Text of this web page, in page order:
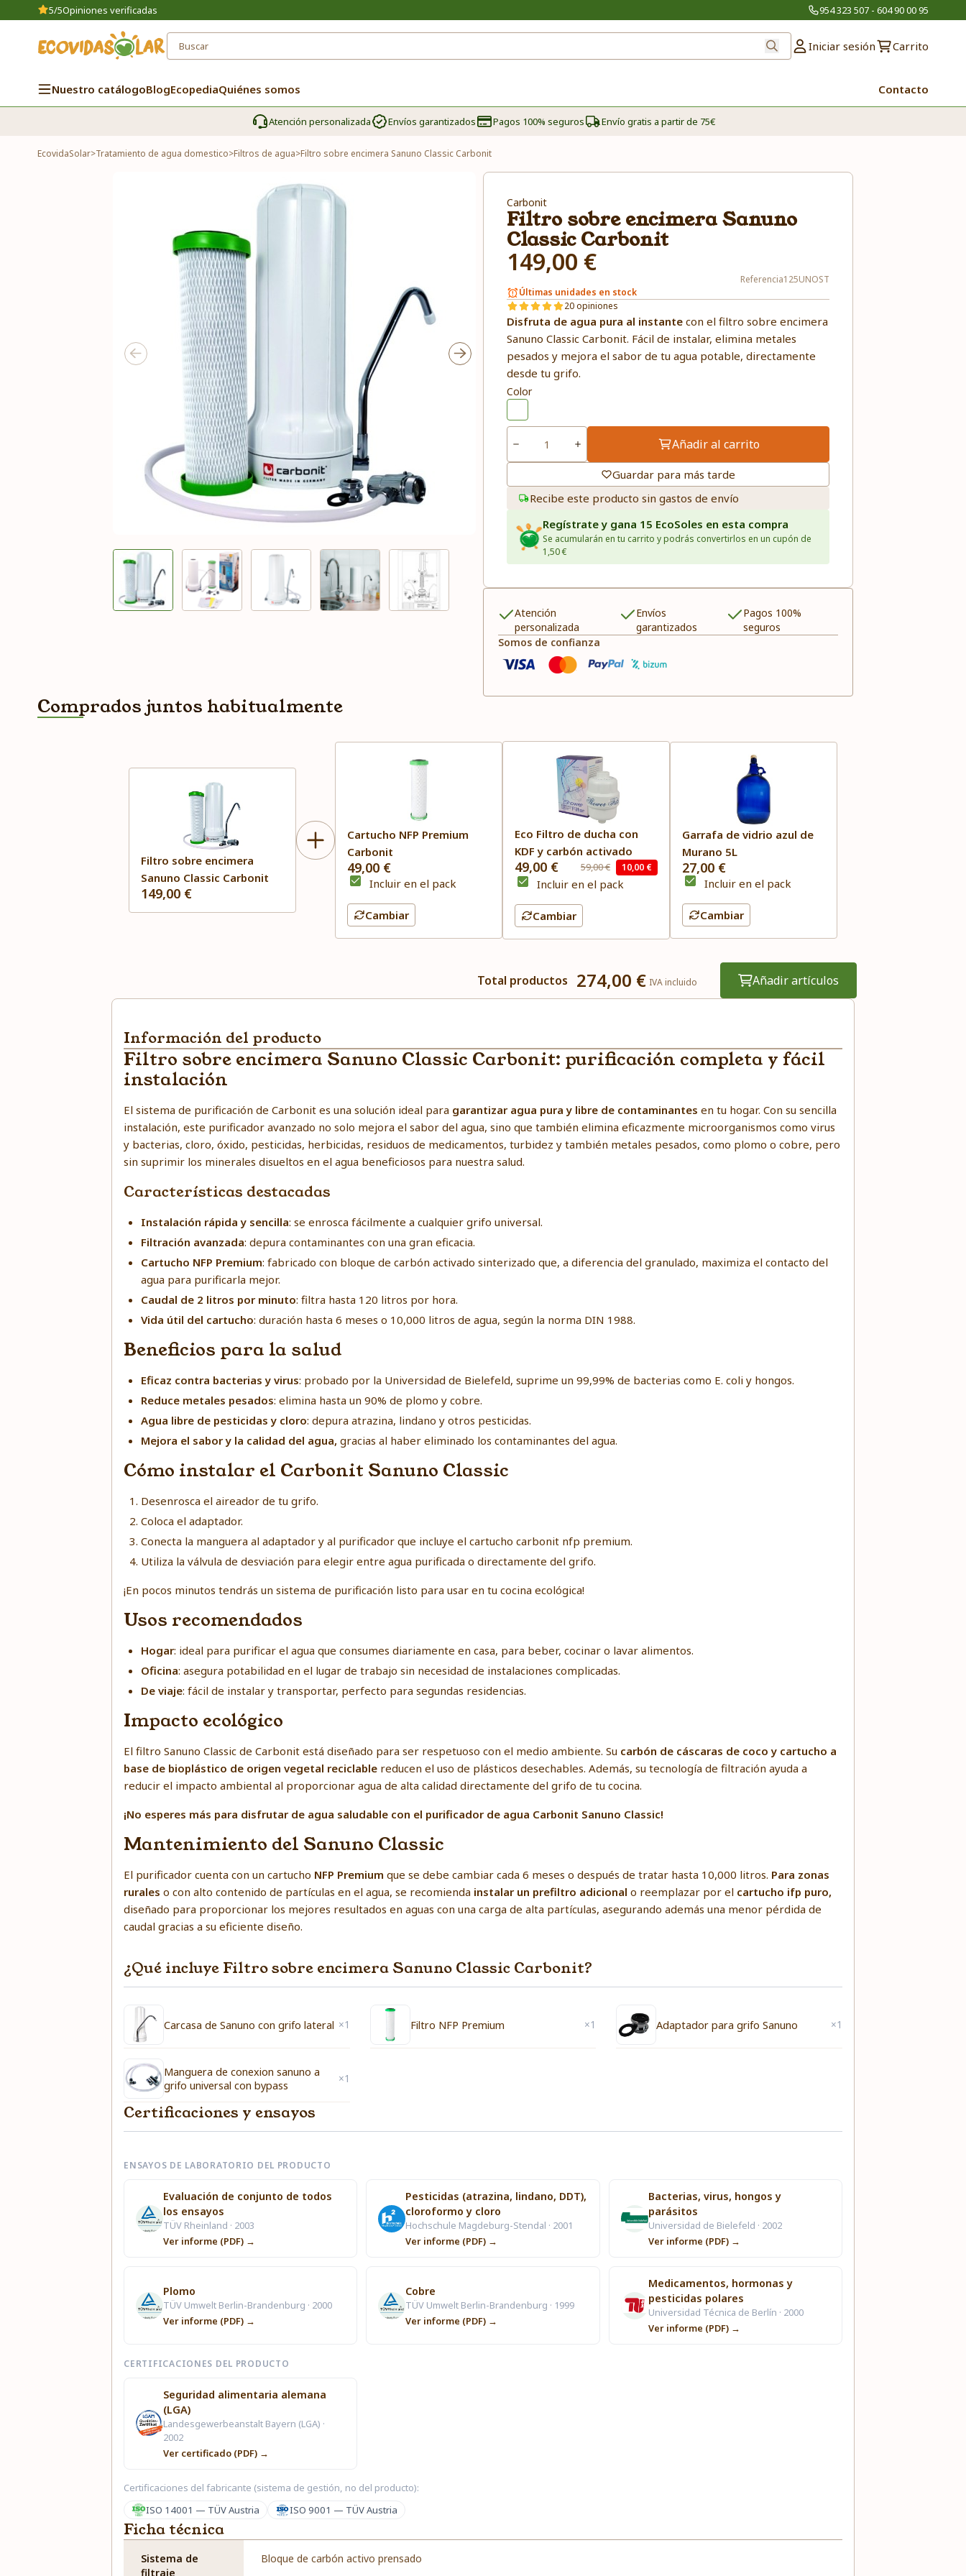
5/5Opiniones verificadas 954 323 507 - 604 90 00 95
Iniciar sesión Carrito
Nuestro catálogoBlogEcopediaQuiénes somos Contacto
Atención personalizada Envíos garantizados Pagos 100% seguros Envío gratis a partir de 75€
EcovidaSolar>Tratamiento de agua domestico>Filtros de agua>Filtro sobre encimera Sanuno Classic Carbonit
Carbonit
Filtro sobre encimera Sanuno
Classic Carbonit
149,00 €
Referencia125UNOST
Últimas unidades en stock
20 opiniones
Disfruta de agua pura al instante con el filtro sobre encimera
Sanuno Classic Carbonit. Fácil de instalar, elimina metales
pesados y mejora el sabor de tu agua potable, directamente
desde tu grifo.
Color
Añadir al carrito
Guardar para más tarde
Recibe este producto sin gastos de envío
Regístrate y gana 15 EcoSoles en esta compra
Se acumularán en tu carrito y podrás convertirlos en un cupón de
1,50 €
Atención
personalizada
Envíos
garantizados
Pagos 100%
seguros
Somos de confianza
Comprados juntos habitualmente
Filtro sobre encimera
Sanuno Classic Carbonit
149,00 €
Cartucho NFP Premium
Carbonit
49,00 €
Incluir en el pack
Cambiar
Eco Filtro de ducha con
KDF y carbón activado
49,00 € 59,00 € 10,00 €
Incluir en el pack
Cambiar
Garrafa de vidrio azul de
Murano 5L
27,00 €
Incluir en el pack
Cambiar
Total productos 274,00 € IVA incluido Añadir artículos
Información del producto
Filtro sobre encimera Sanuno Classic Carbonit: purificación completa y fácil
instalación
El sistema de purificación de Carbonit es una solución ideal para garantizar agua pura y libre de contaminantes en tu hogar. Con su sencilla
instalación, este purificador avanzado no solo mejora el sabor del agua, sino que también elimina eficazmente microorganismos como virus
y bacterias, cloro, óxido, pesticidas, herbicidas, residuos de medicamentos, turbidez y también metales pesados, como plomo o cobre, pero
sin suprimir los minerales disueltos en el agua beneficiosos para nuestra salud.
Características destacadas
Instalación rápida y sencilla: se enrosca fácilmente a cualquier grifo universal.
Filtración avanzada: depura contaminantes con una gran eficacia.
Cartucho NFP Premium: fabricado con bloque de carbón activado sinterizado que, a diferencia del granulado, maximiza el contacto del
agua para purificarla mejor.
Caudal de 2 litros por minuto: filtra hasta 120 litros por hora.
Vida útil del cartucho: duración hasta 6 meses o 10,000 litros de agua, según la norma DIN 1988.
Beneficios para la salud
Eficaz contra bacterias y virus: probado por la Universidad de Bielefeld, suprime un 99,99% de bacterias como E. coli y hongos.
Reduce metales pesados: elimina hasta un 90% de plomo y cobre.
Agua libre de pesticidas y cloro: depura atrazina, lindano y otros pesticidas.
Mejora el sabor y la calidad del agua,gracias al haber eliminado los contaminantes del agua.
Cómo instalar el Carbonit Sanuno Classic
Desenrosca el aireador de tu grifo.
Coloca el adaptador.
Conecta la manguera al adaptador y al purificador que incluye el cartucho carbonit nfp premium.
Utiliza la válvula de desviación para elegir entre agua purificada o directamente del grifo.
¡En pocos minutos tendrás un sistema de purificación listo para usar en tu cocina ecológica!
Usos recomendados
Hogar: ideal para purificar el agua que consumes diariamente en casa, para beber, cocinar o lavar alimentos.
Oficina: asegura potabilidad en el lugar de trabajo sin necesidad de instalaciones complicadas.
De viaje: fácil de instalar y transportar, perfecto para segundas residencias.
Impacto ecológico
El filtro Sanuno Classic de Carbonit está diseñado para ser respetuoso con el medio ambiente. Su carbón de cáscaras de coco y cartucho a
base de bioplástico de origen vegetal reciclable reducen el uso de plásticos desechables. Además, su tecnología de filtración ayuda a
reducir el impacto ambiental al proporcionar agua de alta calidad directamente del grifo de tu cocina.
¡No esperes más para disfrutar de agua saludable con el purificador de agua Carbonit Sanuno Classic!
Mantenimiento del Sanuno Classic
El purificador cuenta con un cartucho NFP Premium que se debe cambiar cada 6 meses o después de tratar hasta 10,000 litros. Para zonas
rurales o con alto contenido de partículas en el agua, se recomienda instalar un prefiltro adicionalo reemplazar por el cartucho ifp puro,
diseñado para proporcionar los mejores resultados en aguas con una carga de alta partículas, asegurando además una menor pérdida de
caudal gracias a su eficiente diseño.
¿Qué incluye Filtro sobre encimera Sanuno Classic Carbonit?
Carcasa de Sanuno con grifo lateral ×1 Filtro NFP Premium ×1 Adaptador para grifo Sanuno ×1
Manguera de conexion sanuno a
grifo universal con bypass
×1
Certificaciones y ensayos
ENSAYOS DE LABORATORIO DEL PRODUCTO
Evaluación de conjunto de todos
los ensayos
TÜV Rheinland · 2003
Ver informe (PDF) →
Pesticidas (atrazina, lindano, DDT),
cloroformo y cloro
Hochschule Magdeburg-Stendal · 2001
Ver informe (PDF) →
Bacterias, virus, hongos y
parásitos
Universidad de Bielefeld · 2002
Ver informe (PDF) →
Plomo
TÜV Umwelt Berlin-Brandenburg · 2000
Ver informe (PDF) →
Cobre
TÜV Umwelt Berlin-Brandenburg · 1999
Ver informe (PDF) →
Medicamentos, hormonas y
pesticidas polares
Universidad Técnica de Berlín · 2000
Ver informe (PDF) →
CERTIFICACIONES DEL PRODUCTO
Seguridad alimentaria alemana
(LGA)
Landesgewerbeanstalt Bayern (LGA) ·
2002
Ver certificado (PDF) →
Certificaciones del fabricante (sistema de gestión, no del producto):
ISO 14001 — TÜV Austria
ISO 9001 — TÜV Austria
Ficha técnica
Sistema de
filtraje
Bloque de carbón activo prensado